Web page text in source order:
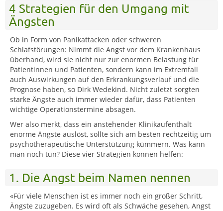
4 Strategien für den Umgang mit
Ängsten
Ob in Form von Panikattacken oder schweren
Schlafstörungen: Nimmt die Angst vor dem Krankenhaus
überhand, wird sie nicht nur zur enormen Belastung für
Patientinnen und Patienten, sondern kann im Extremfall
auch Auswirkungen auf den Erkrankungsverlauf und die
Prognose haben, so Dirk Wedekind. Nicht zuletzt sorgten
starke Ängste auch immer wieder dafür, dass Patienten
wichtige Operationstermine absagen.
Wer also merkt, dass ein anstehender Klinikaufenthalt
enorme Ängste auslöst, sollte sich am besten rechtzeitig um
psychotherapeutische Unterstützung kümmern. Was kann
man noch tun? Diese vier Strategien können helfen:
1. Die Angst beim Namen nennen
«Für viele Menschen ist es immer noch ein großer Schritt,
Ängste zuzugeben. Es wird oft als Schwäche gesehen, Angst